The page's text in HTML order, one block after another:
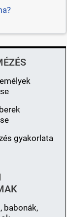
gyakorlata
babonák,